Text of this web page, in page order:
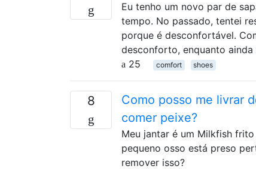
Eu tenho um novo par de
tempo. No passado, tentei
porque é desconfortável.
desconforto, enquanto
25
comfort shoes
8
Como posso me livrar
comer peixe?
Meu jantar é um Milkfish
pequeno osso está preso
remover isso?